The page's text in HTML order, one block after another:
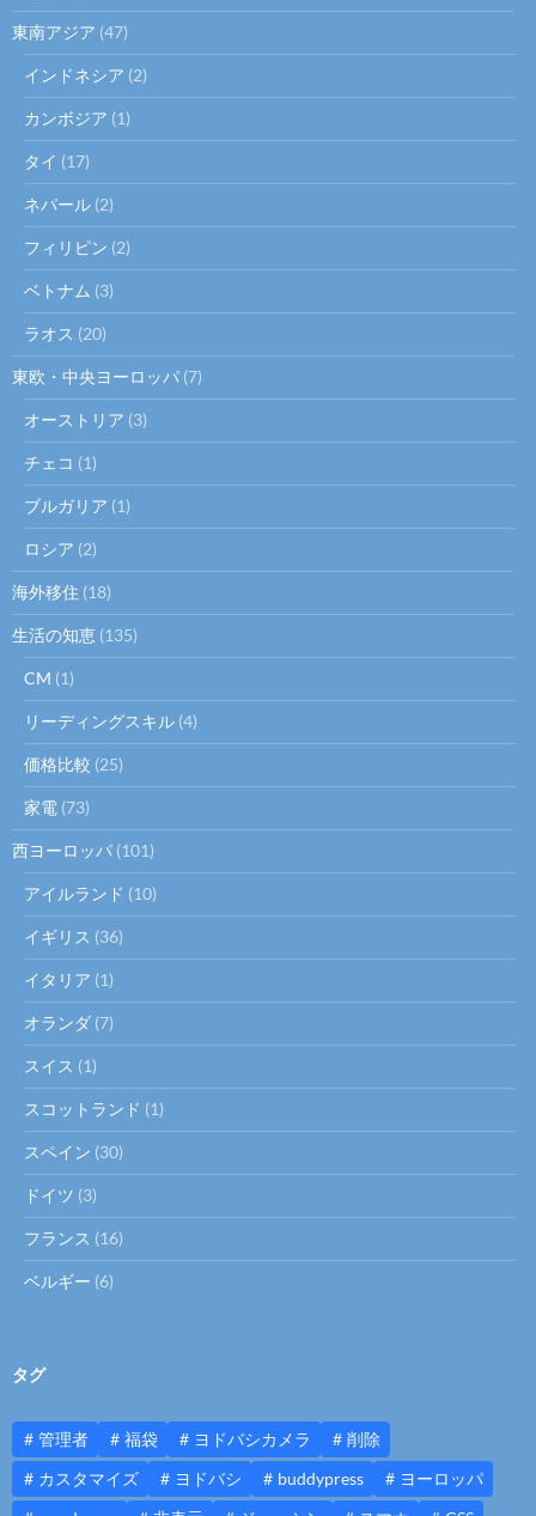
東南アジア (47)
インドネシア (2)
カンボジア (1)
タイ (17)
ネパール (2)
フィリピン (2)
ベトナム (3)
ラオス (20)
東欧・中央ヨーロッパ (7)
オーストリア (3)
チェコ (1)
ブルガリア (1)
ロシア (2)
海外移住 (18)
生活の知恵 (135)
CM (1)
リーディングスキル (4)
価格比較 (25)
家電 (73)
西ヨーロッパ (101)
アイルランド (10)
イギリス (36)
イタリア (1)
オランダ (7)
スイス (1)
スコットランド (1)
スペイン (30)
ドイツ (3)
フランス (16)
ベルギー (6)
タグ
管理者 福袋 ヨドバシカメラ
削除
カスタマイズ
ヨドバシ buddypress
ヨーロッパ